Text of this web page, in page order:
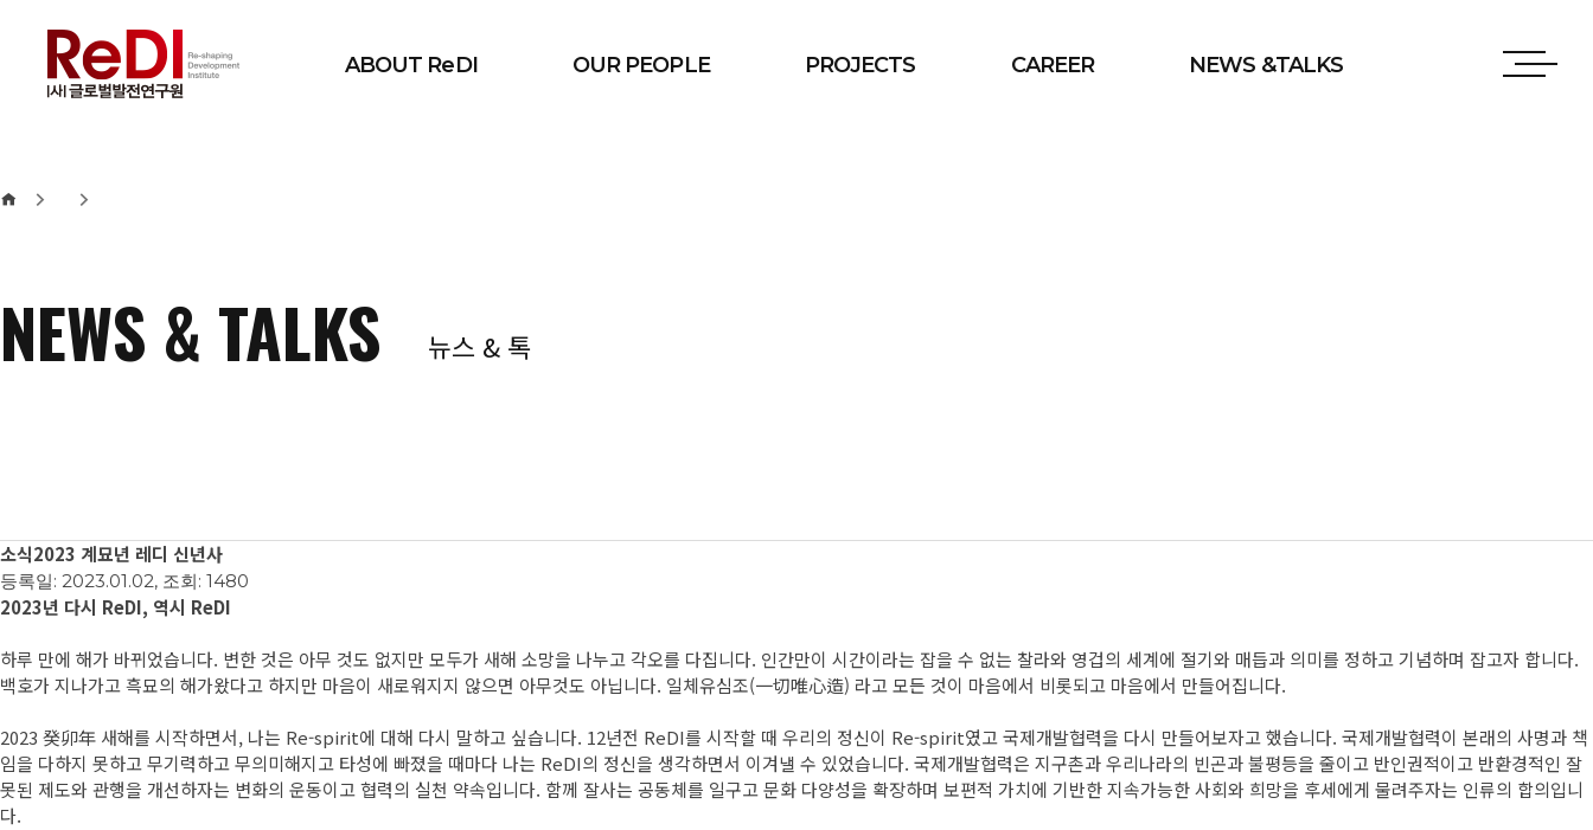
ABOUT ReDI OUR PEOPLE PROJECTS CAREER NEWS &TALKS
NEWS & TALKS 뉴스 & 톡
소식2023 계묘년 레디 신년사
등록일: 2023.01.02, 조회: 1480
2023년 다시 ReDI, 역시 ReDI
하루 만에 해가 바뀌었습니다. 변한 것은 아무 것도 없지만 모두가 새해 소망을 나누고 각오를 다집니다. 인간만이 시간이라는 잡을 수 없는 찰라와 영겁의 세계에 절기와 매듭과 의미를 정하고 기념하며 잡고자 합니다.
백호가 지나가고 흑묘의 해가왔다고 하지만 마음이 새로워지지 않으면 아무것도 아닙니다. 일체유심조(一切唯心造) 라고 모든 것이 마음에서 비롯되고 마음에서 만들어집니다.
2023 癸卯年 새해를 시작하면서, 나는 Re-spirit에 대해 다시 말하고 싶습니다. 12년전 ReDI를 시작할 때 우리의 정신이 Re-spirit였고 국제개발협력을 다시 만들어보자고 했습니다. 국제개발협력이 본래의 사명과 책
임을 다하지 못하고 무기력하고 무의미해지고 타성에 빠졌을 때마다 나는 ReDI의 정신을 생각하면서 이겨낼 수 있었습니다. 국제개발협력은 지구촌과 우리나라의 빈곤과 불평등을 줄이고 반인권적이고 반환경적인 잘
못된 제도와 관행을 개선하자는 변화의 운동이고 협력의 실천 약속입니다. 함께 잘사는 공동체를 일구고 문화 다양성을 확장하며 보편적 가치에 기반한 지속가능한 사회와 희망을 후세에게 물려주자는 인류의 합의입니
다.